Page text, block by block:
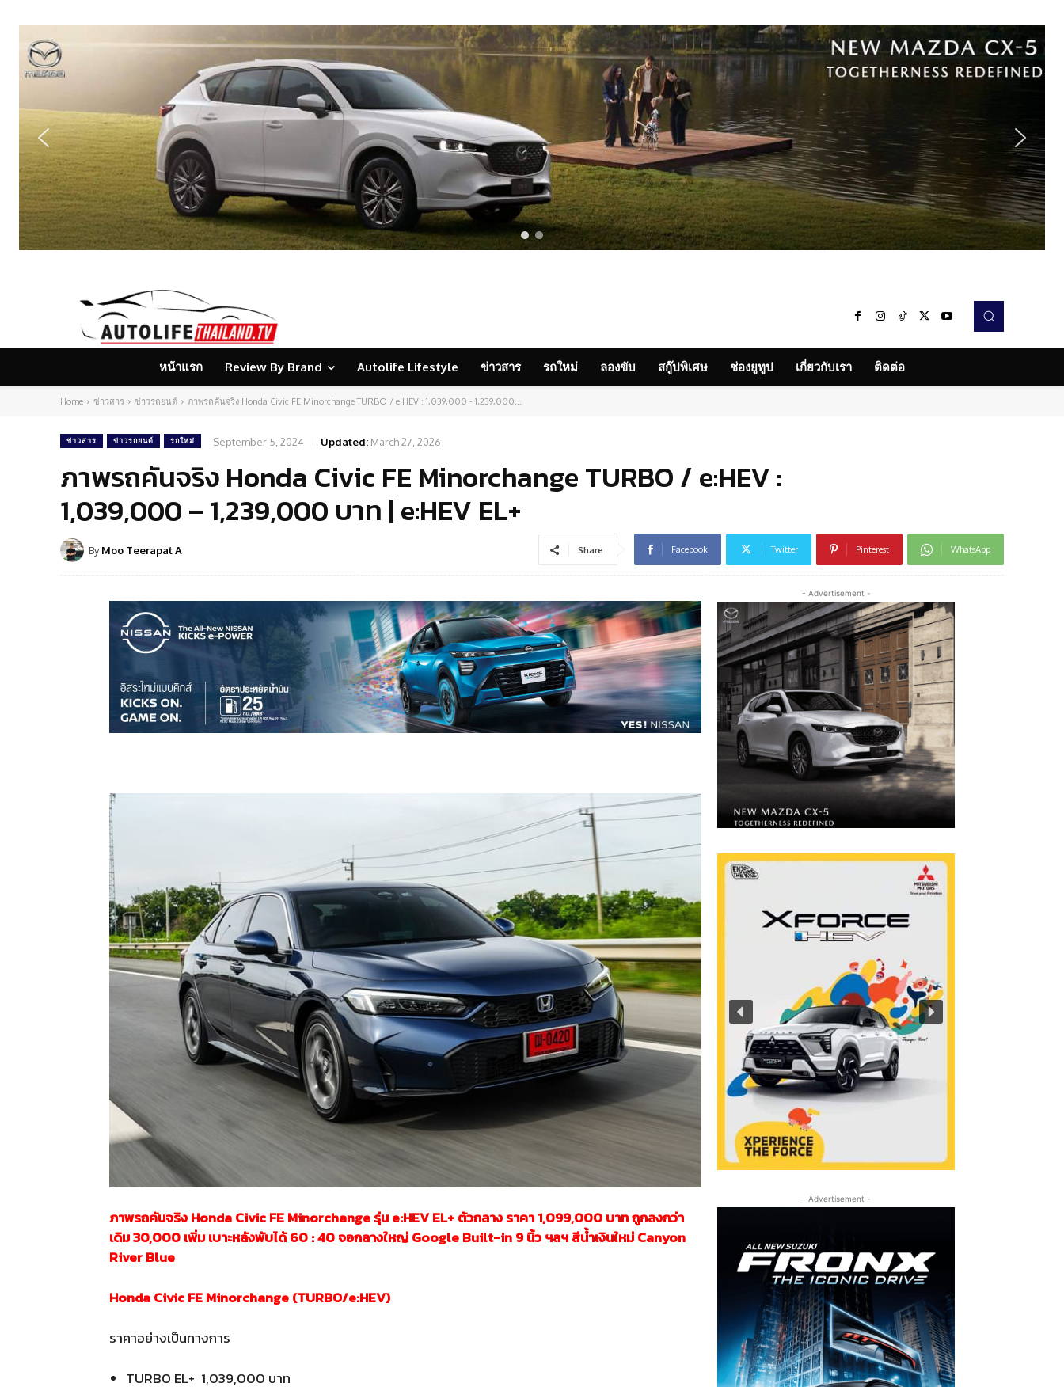
หน้าแรก Review By Brand Autolife Lifestyle ข่าวสาร รถใหม่ ลองขับ สกู๊ปพิเศษ ช่องยูทูป เกี่ยวกับเรา ติดต่อ
Home ข่าวสาร ข่าวรถยนต์ ภาพรถคันจริง Honda Civic FE Minorchange TURBO / e:HEV : 1,039,000 - 1,239,000...
ข่าวสาร ข่าวรถยนต์ รถใหม่ September 5, 2024 Updated: March 27, 2026
ภาพรถคันจริง Honda Civic FE Minorchange TURBO / e:HEV :
1,039,000 – 1,239,000 บาท | e:HEV EL+
By Moo Teerapat A Share Facebook Twitter Pinterest WhatsApp
ภาพรถคันจริง Honda Civic FE Minorchange รุ่น e:HEV EL+ ตัวกลาง ราคา 1,099,000 บาท ถูกลงกว่า
เดิม 30,000 เพิ่ม เบาะหลังพับได้ 60 : 40 จอกลางใหญ่ Google Built-in 9 นิ้ว ฯลฯ สีน้ำเงินใหม่ Canyon
River Blue
Honda Civic FE Minorchange (TURBO/e:HEV)
ราคาอย่างเป็นทางการ
TURBO EL+ 1,039,000 บาท
- Advertisement -
- Advertisement -